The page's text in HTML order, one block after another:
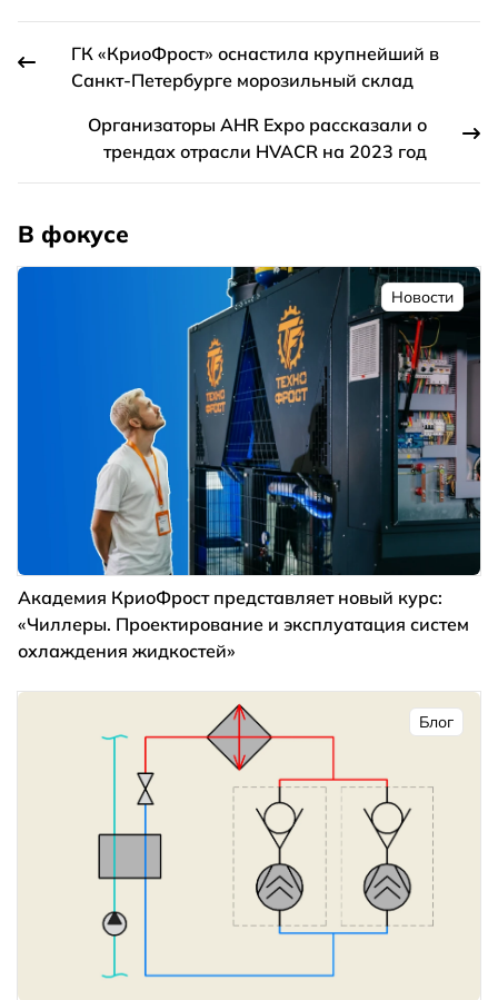
ГК «КриоФрост» оснастила крупнейший в
Санкт-Петербурге морозильный склад
Организаторы AHR Expo рассказали о
трендах отрасли HVACR на 2023 год
В фокусе
Новости
Академия КриоФрост представляет новый курс:
«Чиллеры. Проектирование и эксплуатация систем
охлаждения жидкостей»
Блог